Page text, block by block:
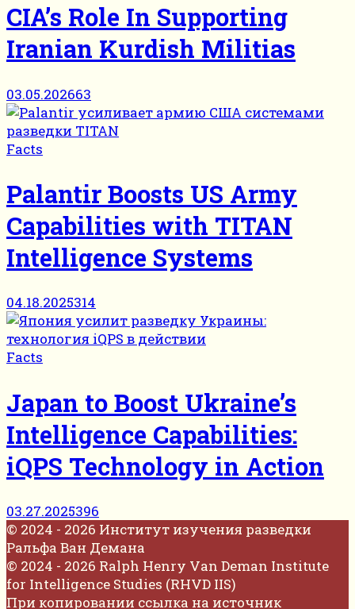
CIA’s Role In Supporting
Iranian Kurdish Militias
03.05.202663
Facts
Palantir Boosts US Army
Capabilities with TITAN
Intelligence Systems
04.18.2025314
Facts
Japan to Boost Ukraine’s
Intelligence Capabilities:
iQPS Technology in Action
03.27.2025396
© 2024 - 2026 Институт изучения разведки
Ральфа Ван Демана
© 2024 - 2026 Ralph Henry Van Deman Institute
for Intelligence Studies (RHVD IIS)
При копировании ссылка на источник